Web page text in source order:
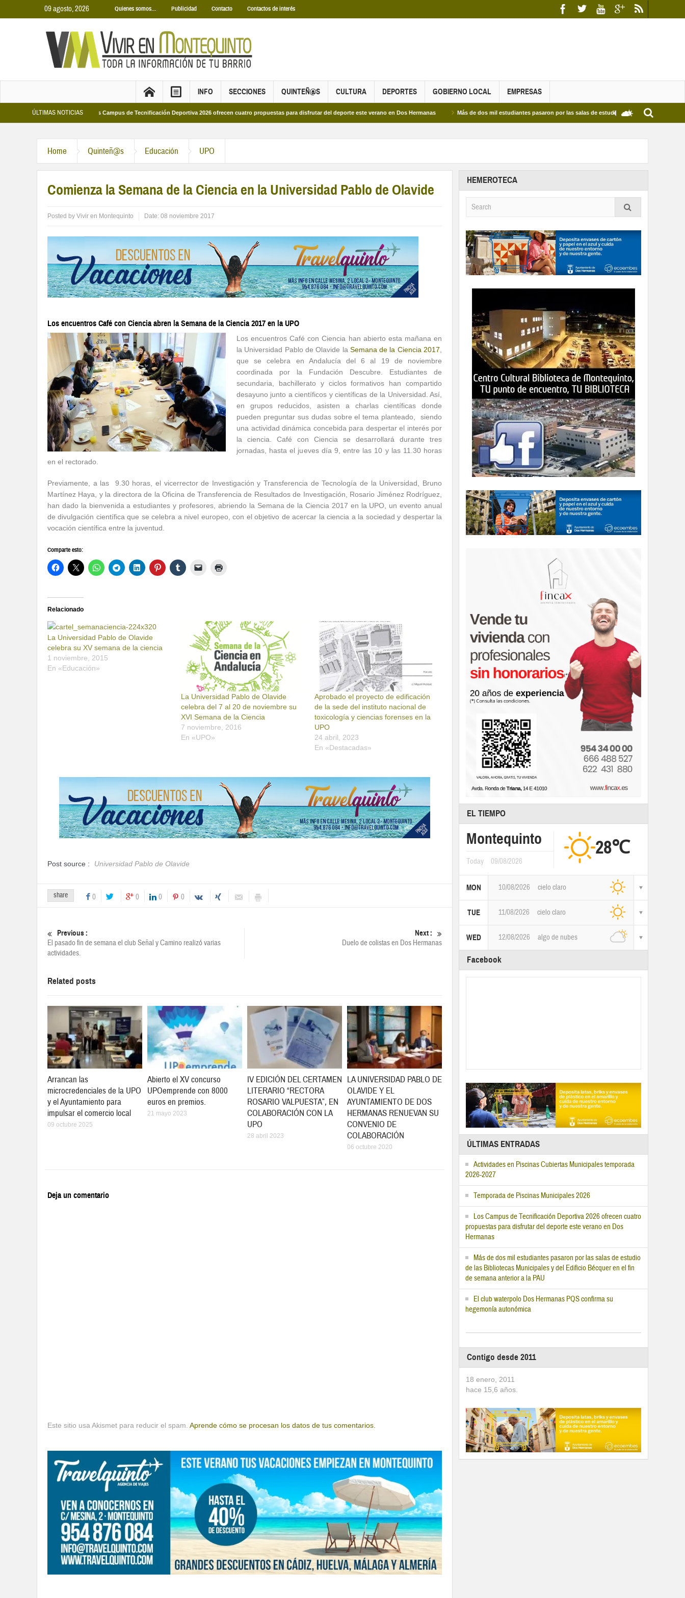
09 agosto, 2026 Quienes somos… Publicidad Contacto Contactos de interés
INFO SECCIONES QUINTEÑ@S CULTURA DEPORTES GOBIERNO LOCAL EMPRESAS
ÚLTIMAS NOTICIAS
2026 Los Campus de Tecnificación Deportiva 2026 ofrecen cuatro propuestas para disfrutar del deporte este verano en Dos Hermanas Más de dos mil estudiantes pasaron por las salas de estudio de las Bibliotecas Municipales y
Home Quinteñ@s Educación UPO
Comienza la Semana de la Ciencia en la Universidad Pablo de Olavide
Posted by Vivir en Montequinto Date: 08 noviembre 2017
Los encuentros Café con Ciencia abren la Semana de la Ciencia 2017 en la UPO
Los encuentros Café con Ciencia han abierto esta mañana en
la Universidad Pablo de Olavide la Semana de la Ciencia 2017
que se celebra en Andalucía del 6 al 19 de noviembre
coordinada por la Fundación Descubre. Estudiantes de
secundaria, bachillerato y ciclos formativos han compartido
desayuno junto a científicos y científicas de la Universidad. Así,
en grupos reducidos, asisten a charlas científicas donde
pueden preguntar sus dudas sobre el tema planteado, siendo
una actividad dinámica concebida para despertar el interés por
la ciencia. Café con Ciencia se desarrollará durante tres
jornadas, hasta el jueves día 9, entre las 10 y las 11.30 horas
en el rectorado.
Previamente, a las 9.30 horas, el vicerrector de Investigación y Transferencia de Tecnología de la Universidad, Bruno
Martínez Haya, y la directora de la Oficina de Transferencia de Resultados de Investigación, Rosario Jiménez Rodríguez,
han dado la bienvenida a estudiantes y profesores, abriendo la Semana de la Ciencia 2017 en la UPO, un evento anual
de divulgación científica que se celebra a nivel europeo, con el objetivo de acercar la ciencia a la sociedad y despertar la
vocación científica entre la juventud.
Comparte esto:
Relacionado
La Universidad Pablo de Olavide
celebra su XV semana de la ciencia
1 noviembre, 2015
En «Educación»
La Universidad Pablo de Olavide
celebra del 7 al 20 de noviembre su
XVI Semana de la Ciencia
7 noviembre, 2016
En «UPO»
Aprobado el proyecto de edificación
de la sede del instituto nacional de
toxicología y ciencias forenses en la
UPO
24 abril, 2023
En «Destacadas»
Post source : Universidad Pablo de Olavide
share 0 0 0 0
Previous :
El pasado fin de semana el club Señal y Camino realizó varias
actividades.
Next :
Duelo de colistas en Dos Hermanas
Related posts
Arrancan las
microcredenciales de la UPO
y el Ayuntamiento para
impulsar el comercio local
09 octubre 2025
Abierto el XV concurso
UPOemprende con 8000
euros en premios.
21 mayo 2023
IV EDICIÓN DEL CERTAMEN
LITERARIO “RECTORA
ROSARIO VALPUESTA”, EN
COLABORACIÓN CON LA
UPO
28 abril 2023
LA UNIVERSIDAD PABLO DE
OLAVIDE Y EL
AYUNTAMIENTO DE DOS
HERMANAS RENUEVAN SU
CONVENIO DE
COLABORACIÓN
06 octubre 2020
Deja un comentario
Este sitio usa Akismet para reducir el spam. Aprende cómo se procesan los datos de tus comentarios.
HEMEROTECA
EL TIEMPO
Montequinto
Today 09/08/2026
28℃
MON 10/08/2026 cielo claro
TUE 11/08/2026 cielo claro
WED 12/08/2026 algo de nubes
Facebook
ÚLTIMAS ENTRADAS
Actividades en Piscinas Cubiertas Municipales temporada
2026-2027
Temporada de Piscinas Municipales 2026
Los Campus de Tecnificación Deportiva 2026 ofrecen cuatro
propuestas para disfrutar del deporte este verano en Dos
Hermanas
Más de dos mil estudiantes pasaron por las salas de estudio
de las Bibliotecas Municipales y del Edificio Bécquer en el fin
de semana anterior a la PAU
El club waterpolo Dos Hermanas PQS confirma su
hegemonía autonómica
Contigo desde 2011
18 enero, 2011
hace 15,6 años.